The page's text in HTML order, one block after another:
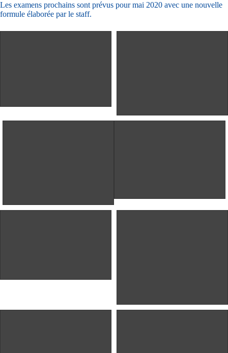
Les examens prochains sont prévus pour mai 2020 avec une nouvelle
formule élaborée par le staff.